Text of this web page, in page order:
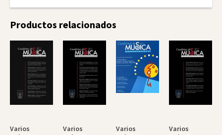
Productos relacionados
Varios
Varios
Varios
Varios